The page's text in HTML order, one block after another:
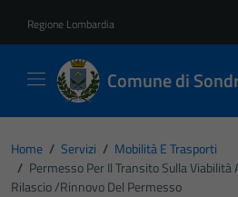
Regione Lombardia
Comune di
Home / Servizi / Mobilità E Trasporti
/ Permesso Per Il Transito Sulla
Rilascio /rinnovo Del Permesso